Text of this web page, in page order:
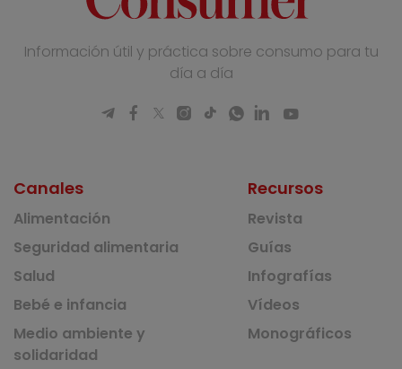
Información útil y práctica sobre consumo para tu
día a día
Canales
Alimentación
Seguridad alimentaria
Salud
Bebé e infancia
Medio ambiente y
solidaridad
Recursos
Revista
Guías
Infografías
Vídeos
Monográficos